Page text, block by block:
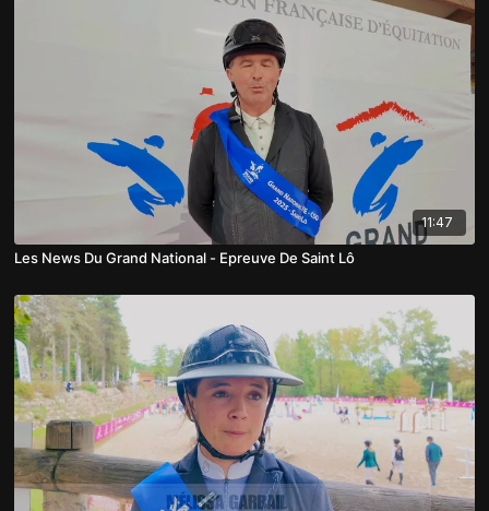
11:47
Les News Du Grand National - Epreuve De Saint Lô